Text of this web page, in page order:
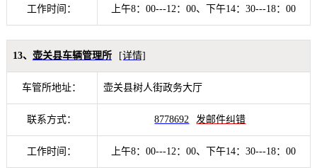
工作时间： 上午8：00---12：00、下午14：30---18：00
13、 壶关县车辆管理所 [详情]
车管所地址： 壶关县树人街政务大厅
联系方式： 8778692 发邮件纠错
工作时间： 上午8：00---12：00、下午14：30---18：00